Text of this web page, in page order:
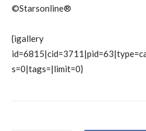
©Starsonline®
{igallery
s=0|tags=|limit=0}